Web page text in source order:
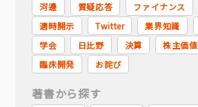
河邊
質疑応答 ファイナンス
適時開示
Twitter 業界知識
学会
日比野 決算 株主価値
臨床開発
お詫び
著書から探す